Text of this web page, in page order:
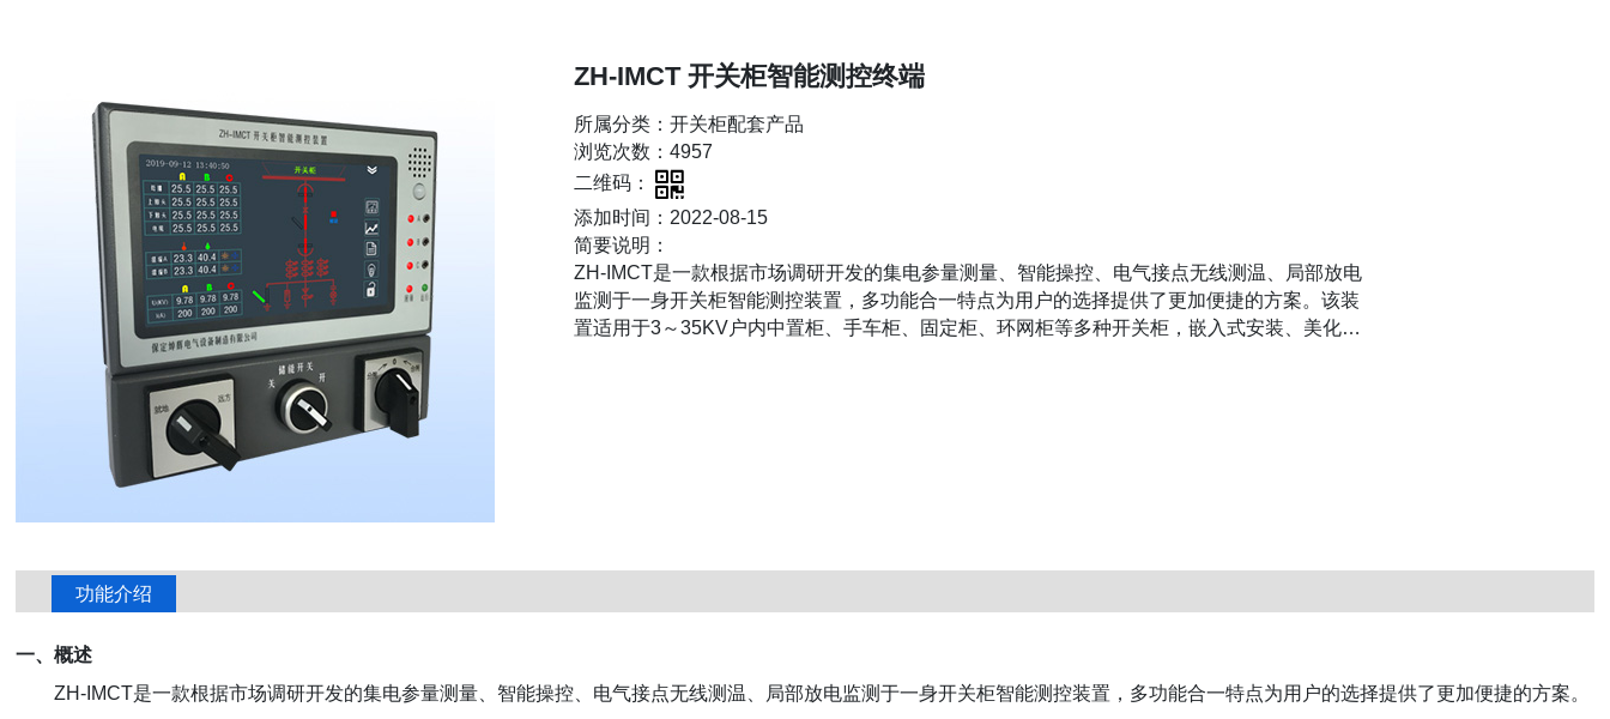
ZH-IMCT 开关柜智能测控终端
所属分类：开关柜配套产品
浏览次数：4957
二维码：
添加时间：2022-08-15
简要说明：
ZH-IMCT是一款根据市场调研开发的集电参量测量、智能操控、电气接点无线测温、局部放电
监测于一身开关柜智能测控装置，多功能合一特点为用户的选择提供了更加便捷的方案。该装
置适用于3～35KV户内中置柜、手车柜、固定柜、环网柜等多种开关柜，嵌入式安装、美化了
功能介绍
一、概述
ZH-IMCT是一款根据市场调研开发的集电参量测量、智能操控、电气接点无线测温、局部放电监测于一身开关柜智能测控装置，多功能合一特点为用户的选择提供了更加便捷的方案。